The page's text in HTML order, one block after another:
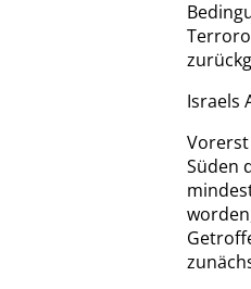
Israels
Vorerst
Süden